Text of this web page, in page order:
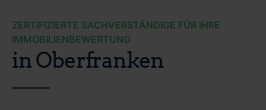
ZERTIFIZIERTE SACHVERSTÄNDIGE FÜR IHRE
IMMOBILIENBEWERTUNG
in Oberfranken